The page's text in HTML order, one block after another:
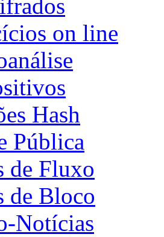
on line
Hash
Pública
de Fluxo
de Bloco
Notícias